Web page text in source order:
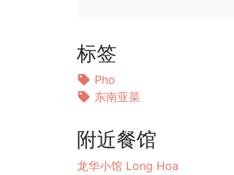
标签
Pho
东南亚菜
附近餐馆
龙华小馆 Long Hoa